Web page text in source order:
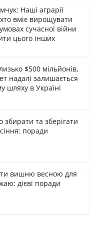
Наші аграрії
хто вміє вирощувати
сучасної війни
цього інших
$500 мільйонів,
надалі залишається
шляху в Україні
та зберігати
поради
вишню весною для
дієві поради